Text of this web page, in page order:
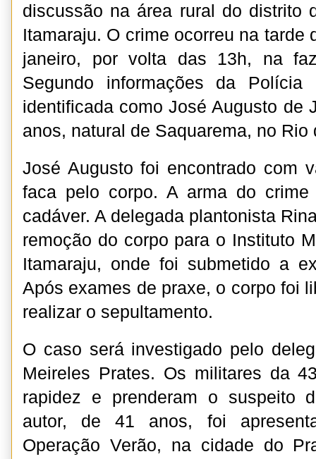
discussão na área rural do distrito
Itamaraju. O crime ocorreu na tarde
janeiro, por volta das 13h, na
Segundo informações da
identificada como José Augusto de
anos, natural de Saquarema, no Rio
José Augusto foi encontrado com
faca pelo corpo. A arma do
cadáver. A delegada plantonista
remoção do corpo para o Instituto
Itamaraju, onde foi submetido a
Após exames de praxe, o corpo foi
realizar o sepultamento.
O caso será investigado pelo
Meireles Prates. Os militares da
rapidez e prenderam o suspeito
autor, de 41 anos, foi
Operação Verão, na cidade do